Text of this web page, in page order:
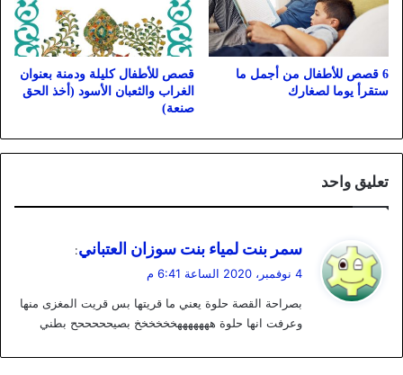
6 قصص للأطفال من أجمل ما
ستقرأ يوما لصغارك
قصص للأطفال كليلة ودمنة بعنوان
الغراب والثعبان الأسود (أخذ الحق
صنعة)
تعليق واحد
ي
ل
سمر بنت لمياء بنت سوزان العتباني:
4 نوفمبر، 2020 الساعة 6:41 م
بصراحة القصة حلوة يعني ما قريتها بس قريت المغزى منها
وعرفت انها حلوة هههههههخخخخخخ بصيحححححح بطني